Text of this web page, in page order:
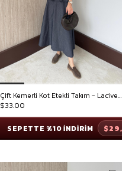
Çift Kemerli Kot Etekli Takım - Lacivert
$33.00
SEPETTE %10 İNDİRİM